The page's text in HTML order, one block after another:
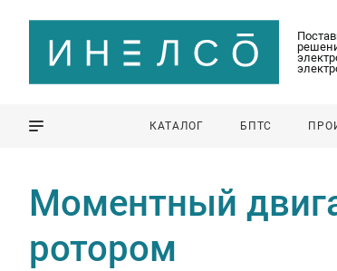
КАТАЛОГ БПТС
Моментный
ротором